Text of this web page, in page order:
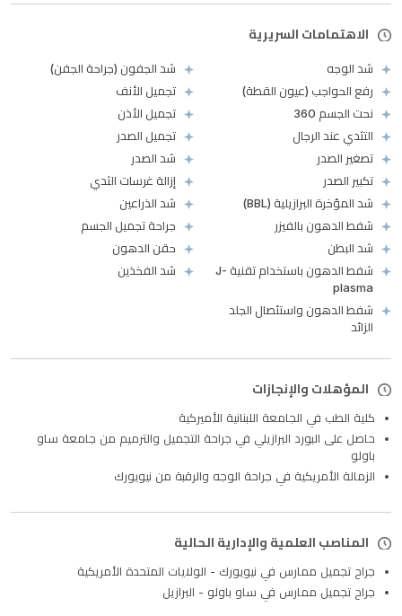
الاهتمامات السريرية
شد الوجه
شد الجفون (جراحة الجفن)
رفع الحواجب (عيون القطة)
تجميل الأنف
نحت الجسم 360
تجميل الأذن
التثدي عند الرجال
تجميل الصدر
تصغير الصدر
شد الصدر
تكبير الصدر
إزالة غرسات الثدي
شد المؤخرة البرازيلية (BBL)
شد الذراعين
شفط الدهون بالفيزر
جراحة تجميل الجسم
شد البطن
حقن الدهون
شفط الدهون باستخدام تقنية J-
plasma
شد الفخذين
شفط الدهون واستئصال الجلد
الزائد
المؤهلات والإنجازات
كلية الطب في الجامعة اللبنانية الأميركية
حاصل على البورد البرازيلي في جراحة التجميل والترميم من جامعة ساو
باولو
الزمالة الأمريكية في جراحة الوجه والرقبة من نيويورك
المناصب العلمية والإدارية الحالية
جراح تجميل ممارس في نيويورك - الولايات المتحدة الأمريكية
جراح تجميل ممارس في ساو باولو - البرازيل